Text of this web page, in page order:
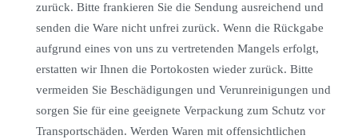
zurück. Bitte frankieren Sie die Sendung ausreichend und
senden die Ware nicht unfrei zurück. Wenn die Rückgabe
aufgrund eines von uns zu vertretenden Mangels erfolgt,
erstatten wir Ihnen die Portokosten wieder zurück. Bitte
vermeiden Sie Beschädigungen und Verunreinigungen und
sorgen Sie für eine geeignete Verpackung zum Schutz vor
Transportschäden. Werden Waren mit offensichtlichen